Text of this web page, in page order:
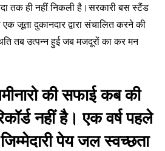
तक ही नहीं निकली है।सरकारी बस स्टैंड
जूता दुकानदार द्वारा संचालित करने की
तब उत्पन्न हुई जब मजदूरों का कर मन
की सफाई कब की
नहीं है। एक वर्ष पहले
पेय जल स्वच्छता